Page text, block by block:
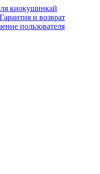
Гарантия и возврат
пользователя